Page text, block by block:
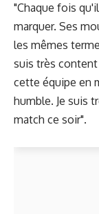
"Chaque fois
marquer. Ses
les mêmes
suis très content
cette équipe en
humble. Je suis
match ce soir".